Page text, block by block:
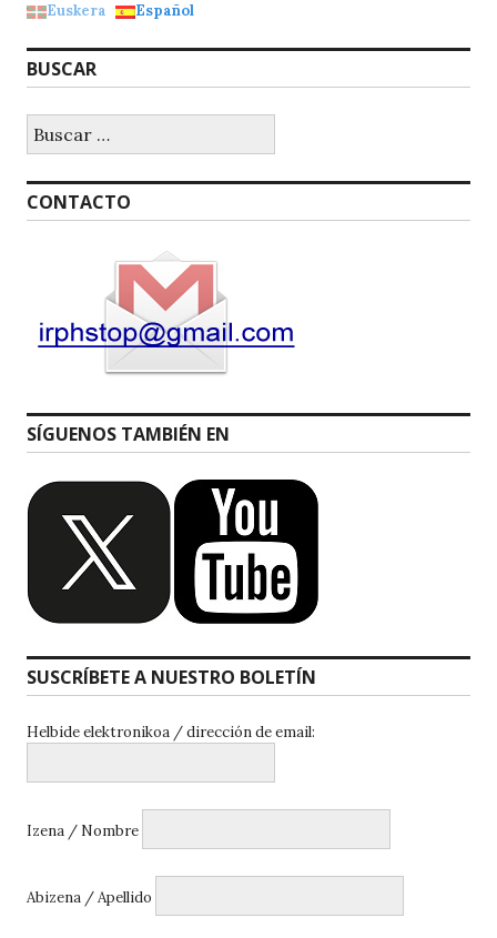
Euskera Español
BUSCAR
CONTACTO
SÍGUENOS TAMBIÉN EN
SUSCRÍBETE A NUESTRO BOLETÍN
Helbide elektronikoa / dirección de email:
Izena / Nombre
Abizena / Apellido